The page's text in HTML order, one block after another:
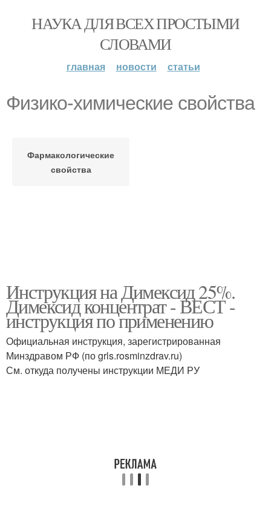
НАУКА ДЛЯ ВСЕХ ПРОСТЫМИ
СЛОВАМИ
главная новости статьи
Физико-химические свойства
Фармакологические
свойства
Инструкция на Димексид 25%.
Димексид концентрат - ВЕСТ -
инструкция по применению
Официальная инструкция, зарегистрированная
Минздравом РФ (по grls.rosminzdrav.ru)
См. откуда получены инструкции МЕДИ РУ